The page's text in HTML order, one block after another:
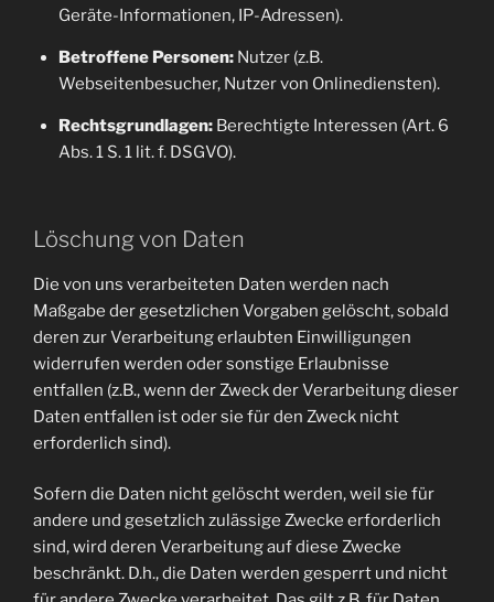
Geräte-Informationen, IP-Adressen).
Betroffene Personen:Nutzer (z.B.
Webseitenbesucher, Nutzer von Onlinediensten).
Rechtsgrundlagen:Berechtigte Interessen (Art. 6
Abs. 1 S. 1 lit. f. DSGVO).
Löschung von Daten
Die von uns verarbeiteten Daten werden nach
Maßgabe der gesetzlichen Vorgaben gelöscht, sobald
deren zur Verarbeitung erlaubten Einwilligungen
widerrufen werden oder sonstige Erlaubnisse
entfallen (z.B., wenn der Zweck der Verarbeitung dieser
Daten entfallen ist oder sie für den Zweck nicht
erforderlich sind).
Sofern die Daten nicht gelöscht werden, weil sie für
andere und gesetzlich zulässige Zwecke erforderlich
sind, wird deren Verarbeitung auf diese Zwecke
beschränkt. D.h., die Daten werden gesperrt und nicht